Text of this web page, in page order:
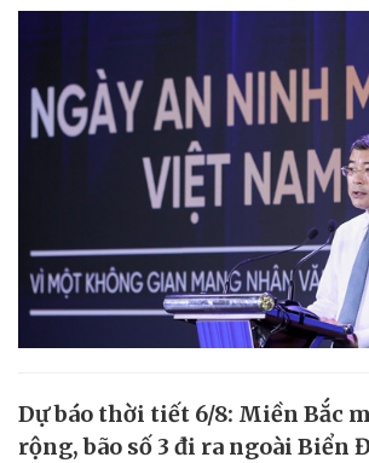
Dự báo thời tiết 6/8: Miền Bắc
rộng, bão số 3 đi ra ngoài Biển